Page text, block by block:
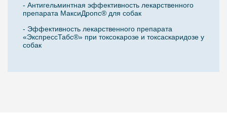
- Антигельминтная эффективность лекарственного
препарата МаксиДропс® для собак
- Эффективность лекарственного препарата
«ЭкспрессТабс®» при токсокарозе и токсаскаридозе у
собак